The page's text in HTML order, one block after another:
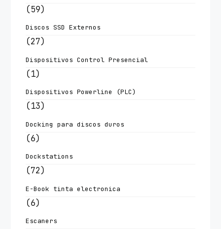
(59)
Discos SSD Externos
(27)
Dispositivos Control Presencial
(1)
Dispositivos Powerline (PLC)
(13)
Docking para discos duros
(6)
Dockstations
(72)
E-Book tinta electronica
(6)
Escaners